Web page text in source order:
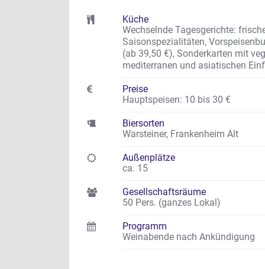
Küche
Wechselnde Tagesgerichte:
Saisonspezialitäten,
(ab 39,50 €), Sonderkarten mit
mediterranen und asiatischen
Preise
Hauptspeisen: 10 bis 30 €
Biersorten
Warsteiner, Frankenheim Alt
Außenplätze
ca. 15
Gesellschaftsräume
50 Pers. (ganzes Lokal)
Programm
Weinabende nach Ankündigung